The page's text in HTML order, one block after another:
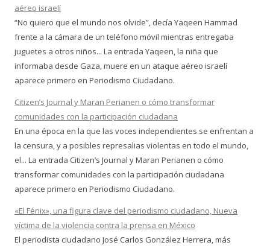
aéreo israelí
“No quiero que el mundo nos olvide”, decía Yaqeen Hammad
frente a la cámara de un teléfono móvil mientras entregaba
juguetes a otros niños... La entrada Yaqeen, la niña que
informaba desde Gaza, muere en un ataque aéreo israelí
aparece primero en Periodismo Ciudadano.
Citizen’s Journal y Maran Perianen o cómo transformar
comunidades con la participación ciudadana
En una época en la que las voces independientes se enfrentan a
la censura, y a posibles represalias violentas en todo el mundo,
el... La entrada Citizen’s Journal y Maran Perianen o cómo
transformar comunidades con la participación ciudadana
aparece primero en Periodismo Ciudadano.
«El Fénix», una figura clave del periodismo ciudadano, Nueva
víctima de la violencia contra la prensa en México
El periodista ciudadano José Carlos González Herrera, más